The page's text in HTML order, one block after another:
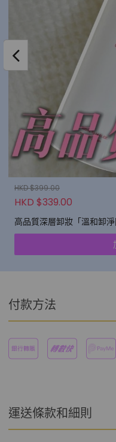
HKD $399.00
HKD $339.00
高品質深層卸妝「溫和卸
付款方法
運送條款和細則